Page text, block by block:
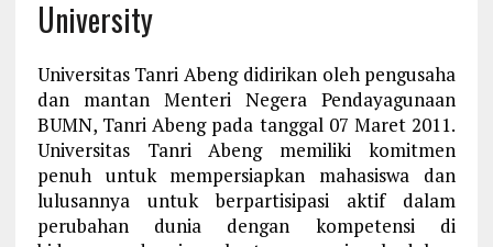
University
Universitas Tanri Abeng didirikan oleh pengusaha
dan mantan Menteri Negera Pendayagunaan
BUMN, Tanri Abeng pada tanggal 07 Maret 2011.
Universitas Tanri Abeng memiliki komitmen
penuh untuk mempersiapkan mahasiswa dan
lulusannya untuk berpartisipasi aktif dalam
perubahan dunia dengan kompetensi di